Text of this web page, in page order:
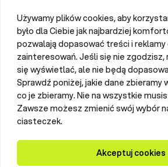
Używamy plików cookies, aby
było dla Ciebie jak najbardziej
pozwalają dopasować treści i reklamy
zainteresowań. Jeśli się nie zgodzisz,
się wyświetlać, ale nie będą
Sprawdź poniżej, jakie dane zbieramy
co je zbieramy. Nie na wszystkie
Zawsze możesz zmienić swój wybór
ciasteczek.
Akceptuj cookies